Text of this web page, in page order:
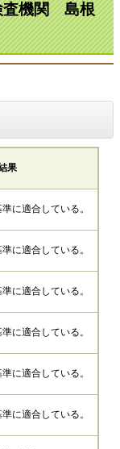
機関 島根
果
に適合している。
に適合している。
に適合している。
に適合している。
に適合している。
に適合している。